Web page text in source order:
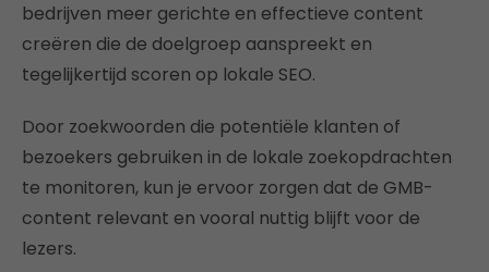
bedrijven meer gerichte en effectieve content
creëren die de doelgroep aanspreekt en
tegelijkertijd scoren op lokale SEO.
Door zoekwoorden die potentiële klanten of
bezoekers gebruiken in de lokale zoekopdrachten
te monitoren, kun je ervoor zorgen dat de GMB-
content relevant en vooral nuttig blijft voor de
lezers.